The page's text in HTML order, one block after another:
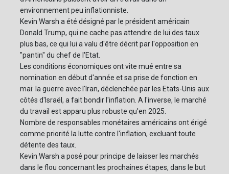
environnement peu inflationniste.
Kevin Warsh a été désigné par le président américain
Donald Trump, qui ne cache pas attendre de lui des taux
plus bas, ce qui lui a valu d'être décrit par l'opposition en
"pantin" du chef de l'Etat.
Les conditions économiques ont vite mué entre sa
nomination en début d'année et sa prise de fonction en
mai: la guerre avec l'Iran, déclenchée par les Etats-Unis aux
côtés d'Israël, a fait bondir l'inflation. A l'inverse, le marché
du travail est apparu plus robuste qu'en 2025.
Nombre de responsables monétaires américains ont érigé
comme priorité la lutte contre l'inflation, excluant toute
détente des taux.
Kevin Warsh a posé pour principe de laisser les marchés
dans le flou concernant les prochaines étapes, dans le but